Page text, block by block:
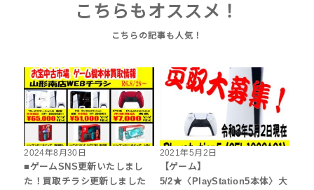
こちらもオススメ！
2024年8月30日
■ゲームSNS更新いたしまし
た！買取チラシ更新しました
2021年5月2日
【ゲーム】
5/2★〈PlayStation5本体〉大